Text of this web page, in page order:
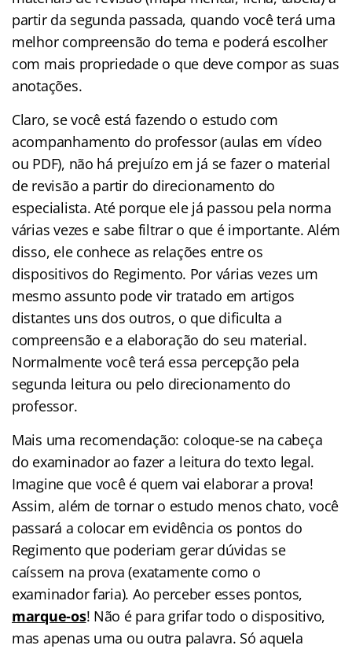
partir da segunda passada, quando você terá uma
melhor compreensão do tema e poderá escolher
com mais propriedade o que deve compor as suas
anotações.
Claro, se você está fazendo o estudo com
acompanhamento do professor (aulas em vídeo
ou PDF), não há prejuízo em já se fazer o material
de revisão a partir do direcionamento do
especialista. Até porque ele já passou pela norma
várias vezes e sabe filtrar o que é importante. Além
disso, ele conhece as relações entre os
dispositivos do Regimento. Por várias vezes um
mesmo assunto pode vir tratado em artigos
distantes uns dos outros, o que dificulta a
compreensão e a elaboração do seu material.
Normalmente você terá essa percepção pela
segunda leitura ou pelo direcionamento do
professor.
Mais uma recomendação: coloque-se na cabeça
do examinador ao fazer a leitura do texto legal.
Imagine que você é quem vai elaborar a prova!
Assim, além de tornar o estudo menos chato, você
passará a colocar em evidência os pontos do
Regimento que poderiam gerar dúvidas se
caíssem na prova (exatamente como o
examinador faria). Ao perceber esses pontos,
marque-os! Não é para grifar todo o dispositivo,
mas apenas uma ou outra palavra. Só aquela